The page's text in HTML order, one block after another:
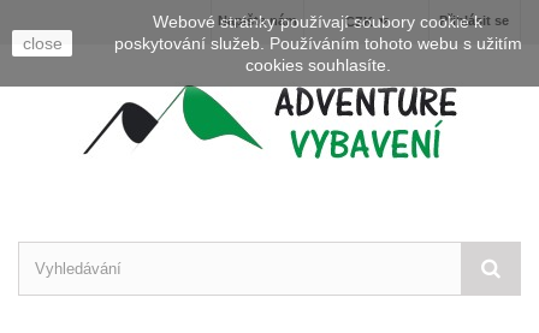
Přihlásit se
CZK
Napište nám
close
Webové stránky používají soubory cookie k
poskytování služeb. Používáním tohoto webu s užitím
cookies souhlasíte.